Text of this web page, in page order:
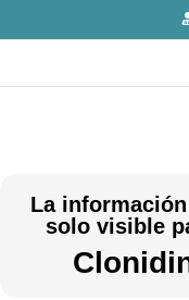
La
solo visible